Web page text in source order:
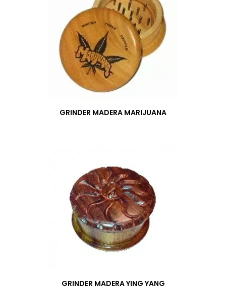
GRINDER MADERA MARIJUANA
GRINDER MADERA YING YANG